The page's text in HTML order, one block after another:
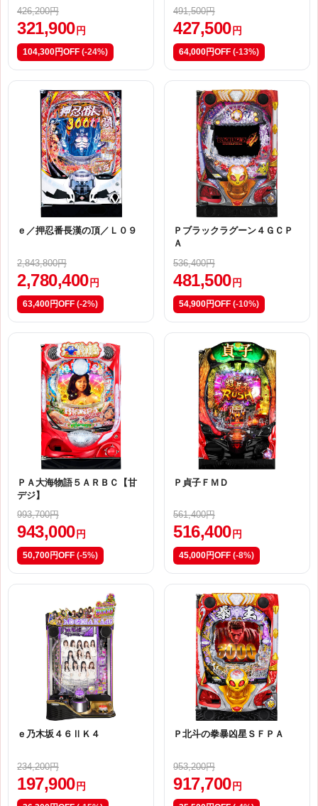
426,200円
321,900 円
104,300円OFF (-24%)
491,500円
427,500 円
64,000円OFF (-13%)
ｅ／押忍番長漢の頂／Ｌ０９
2,843,800円
2,780,400 円
63,400円OFF (-2%)
Ｐブラックラグーン４ＧＣＰ
Ａ
536,400円
481,500 円
54,900円OFF (-10%)
ＰＡ大海物語５ＡＲＢＣ【甘
デジ】
993,700円
943,000 円
50,700円OFF (-5%)
Ｐ貞子ＦＭＤ
561,400円
516,400 円
45,000円OFF (-8%)
ｅ乃木坂４６ⅡＫ４
234,200円
197,900円
Ｐ北斗の拳暴凶星ＳＦＰＡ
953,200円
917,700円